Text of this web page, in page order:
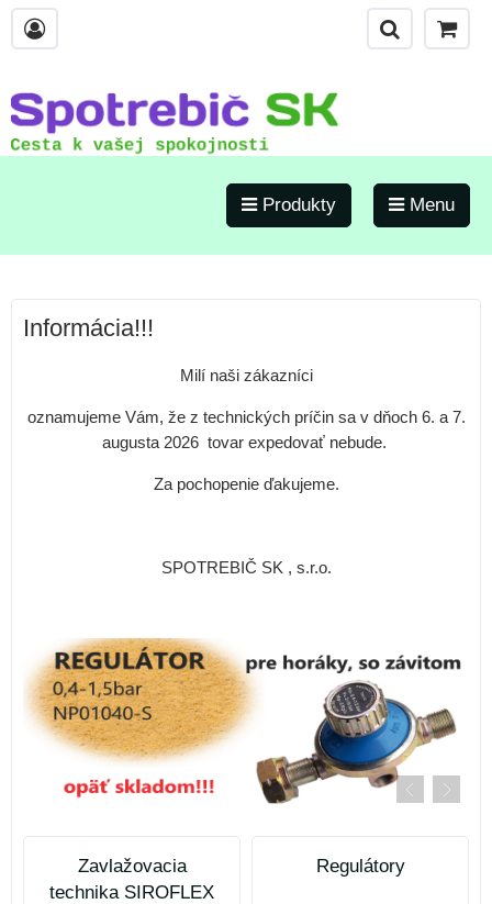
Produkty Menu
Informácia!!!
Milí naši zákazníci
oznamujeme Vám, že z technických príčin sa v dňoch 6. a 7.
augusta 2026 tovar expedovať nebude.
Za pochopenie ďakujeme.
SPOTREBIČ SK , s.r.o.
Zavlažovacia
technika SIROFLEX
Regulátory